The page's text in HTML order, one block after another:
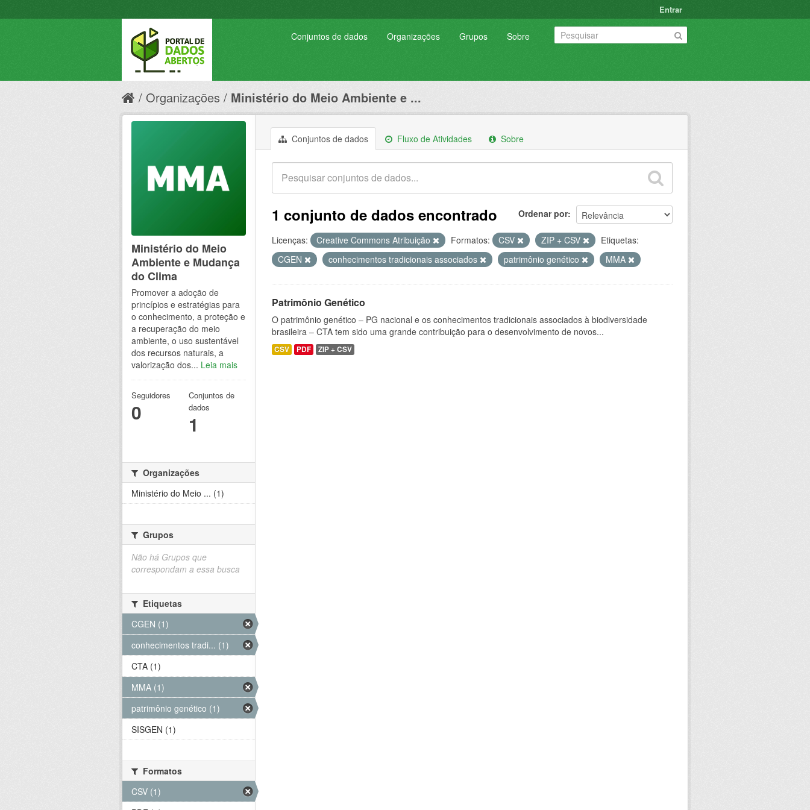
Entrar
Conjuntos de dados Organizações Grupos Sobre
Organizações Ministério do Meio Ambiente e ...
Conjuntos de dados Fluxo de Atividades Sobre
Ordenar por
1 conjunto de dados encontrado
Licenças: Creative Commons Atribuição Formatos: CSV ZIP + CSV
Etiquetas:
CGEN
conhecimentos tradicionais associados patrimônio genético MMA
Patrimônio Genético
O patrimônio genético – PG nacional e os conhecimentos tradicionais associados à biodiversidade
brasileira – CTA tem sido uma grande contribuição para o desenvolvimento de novos...
CSV PDF ZIP + CSV
Ministério do Meio
Ambiente e Mudança
do Clima
Promover a adoção de
princípios e estratégias para
o conhecimento, a proteção e
a recuperação do meio
ambiente, o uso sustentável
dos recursos naturais, a
valorização dos... Leia mais
Seguidores
0
Conjuntos de
dados
1
Organizações
Ministério do Meio ... (1)
Grupos
Não há Grupos que
correspondam a essa busca
Etiquetas
CGEN (1)
conhecimentos tradi... (1)
CTA (1)
MMA (1)
patrimônio genético (1)
SISGEN (1)
Formatos
CSV (1)